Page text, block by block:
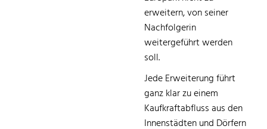
erweitern, von seiner
Nachfolgerin
weitergeführt werden
soll.
Jede Erweiterung führt
ganz klar zu einem
Kaufkraftabfluss aus den
Innenstädten und Dörfern